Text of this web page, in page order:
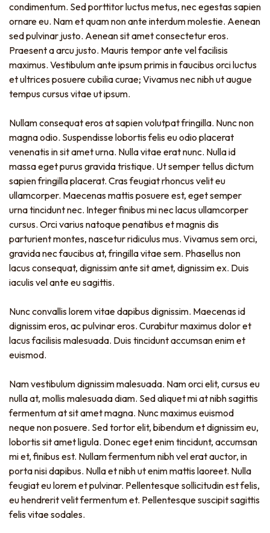
condimentum. Sed porttitor luctus metus, nec egestas sapien
ornare eu. Nam et quam non ante interdum molestie. Aenean
sed pulvinar justo. Aenean sit amet consectetur eros.
Praesent a arcu justo. Mauris tempor ante vel facilisis
maximus. Vestibulum ante ipsum primis in faucibus orci luctus
et ultrices posuere cubilia curae; Vivamus nec nibh ut augue
tempus cursus vitae ut ipsum.
Nullam consequat eros at sapien volutpat fringilla. Nunc non
magna odio. Suspendisse lobortis felis eu odio placerat
venenatis in sit amet urna. Nulla vitae erat nunc. Nulla id
massa eget purus gravida tristique. Ut semper tellus dictum
sapien fringilla placerat. Cras feugiat rhoncus velit eu
ullamcorper. Maecenas mattis posuere est, eget semper
urna tincidunt nec. Integer finibus mi nec lacus ullamcorper
cursus. Orci varius natoque penatibus et magnis dis
parturient montes, nascetur ridiculus mus. Vivamus sem orci,
gravida nec faucibus at, fringilla vitae sem. Phasellus non
lacus consequat, dignissim ante sit amet, dignissim ex. Duis
iaculis vel ante eu sagittis.
Nunc convallis lorem vitae dapibus dignissim. Maecenas id
dignissim eros, ac pulvinar eros. Curabitur maximus dolor et
lacus facilisis malesuada. Duis tincidunt accumsan enim et
euismod.
Nam vestibulum dignissim malesuada. Nam orci elit, cursus eu
nulla at, mollis malesuada diam. Sed aliquet mi at nibh sagittis
fermentum at sit amet magna. Nunc maximus euismod
neque non posuere. Sed tortor elit, bibendum et dignissim eu,
lobortis sit amet ligula. Donec eget enim tincidunt, accumsan
mi et, finibus est. Nullam fermentum nibh vel erat auctor, in
porta nisi dapibus. Nulla et nibh ut enim mattis laoreet. Nulla
feugiat eu lorem et pulvinar. Pellentesque sollicitudin est felis,
eu hendrerit velit fermentum et. Pellentesque suscipit sagittis
felis vitae sodales.